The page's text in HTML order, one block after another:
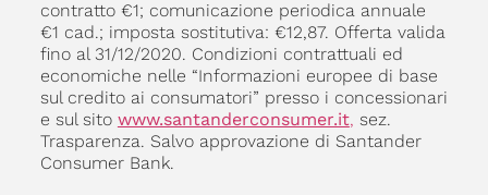
contratto €1; comunicazione periodica annuale
€1 cad.; imposta sostitutiva: €12,87. Offerta valida
fino al 31/12/2020. Condizioni contrattuali ed
economiche nelle “Informazioni europee di base
sul credito ai consumatori” presso i concessionari
e sul sito www.santanderconsumer.it, sez.
Trasparenza. Salvo approvazione di Santander
Consumer Bank.